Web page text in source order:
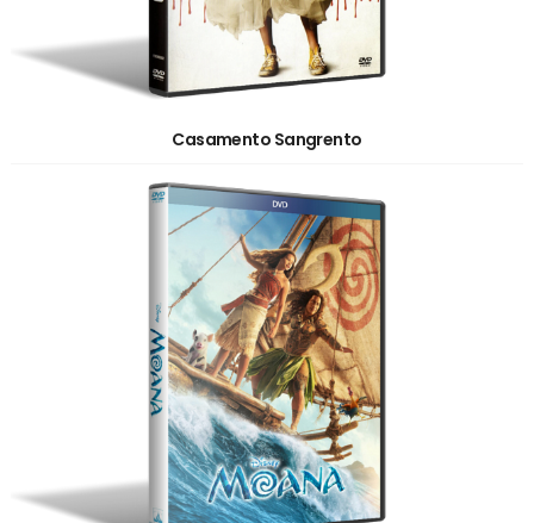
Casamento Sangrento